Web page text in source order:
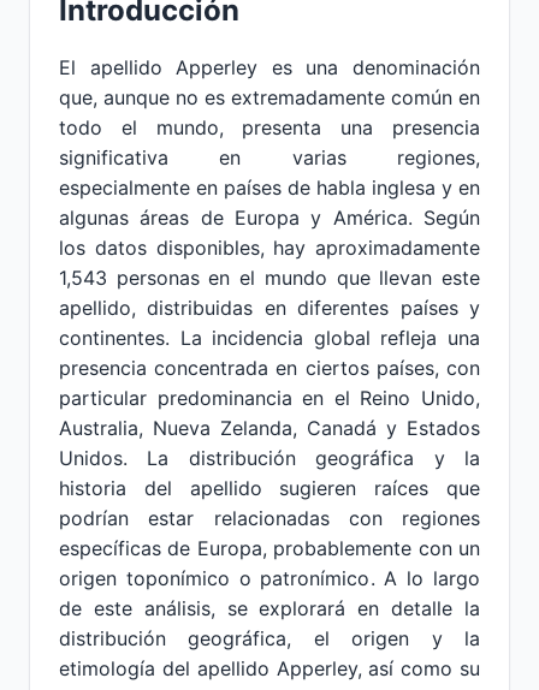
Introducción
El apellido Apperley es una denominación
que, aunque no es extremadamente común en
todo el mundo, presenta una presencia
significativa en varias regiones,
especialmente en países de habla inglesa y en
algunas áreas de Europa y América. Según
los datos disponibles, hay aproximadamente
1,543 personas en el mundo que llevan este
apellido, distribuidas en diferentes países y
continentes. La incidencia global refleja una
presencia concentrada en ciertos países, con
particular predominancia en el Reino Unido,
Australia, Nueva Zelanda, Canadá y Estados
Unidos. La distribución geográfica y la
historia del apellido sugieren raíces que
podrían estar relacionadas con regiones
específicas de Europa, probablemente con un
origen toponímico o patronímico. A lo largo
de este análisis, se explorará en detalle la
distribución geográfica, el origen y la
etimología del apellido Apperley, así como su